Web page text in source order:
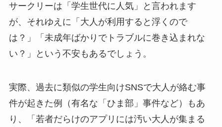
サークリーは「学生世代に人気」と言われます
が、それゆえに「大人が利用すると浮くので
は？」「未成年ばかりでトラブルに巻き込まれな
い？」という不安もあるでしょう。​
実際、過去に類似の学生向けSNSで大人が絡む事
件が起きた例（有名な「ひま部」事件など）もあ
り、「若者だらけのアプリには汚い大人が集まる